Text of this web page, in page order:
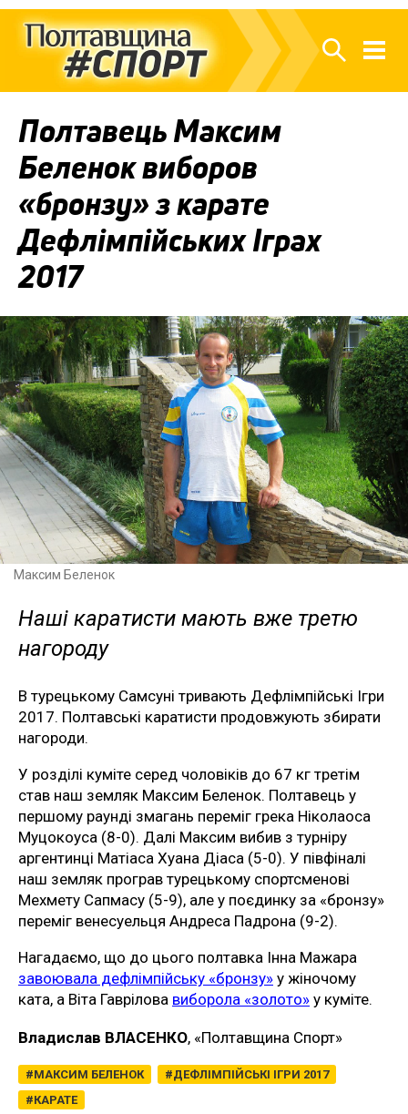
Полтавець Максим
Беленок виборов
«бронзу» з карате
Дефлімпійських Іграх
2017
Максим Беленок
Наші каратисти мають вже третю
нагороду
В турецькому Самсуні тривають Дефлімпійські Ігри
2017. Полтавські каратисти продовжують збирати
нагороди.
У розділі куміте серед чоловіків до 67 кг третім
став наш земляк Максим Беленок. Полтавець у
першому раунді змагань переміг грека Ніколаоса
Муцокоуса (8-0). Далі Максим вибив з турніру
аргентинці Матіаса Хуана Діаса (5-0). У півфіналі
наш земляк програв турецькому спортсменові
Мехмету Сапмасу (5-9), але у поєдинку за «бронзу»
переміг венесуельця Андреса Падрона (9-2).
Нагадаємо, що до цього полтавка Інна Мажара
завоювала дефлімпійську «бронзу» у жіночому
ката, а Віта Гаврілова виборола «золото» у куміте.
Владислав ВЛАСЕНКО, «Полтавщина Спорт»
МАКСИМ БЕЛЕНОК
ДЕФЛІМПІЙСЬКІ ІГРИ 2017
КАРАТЕ